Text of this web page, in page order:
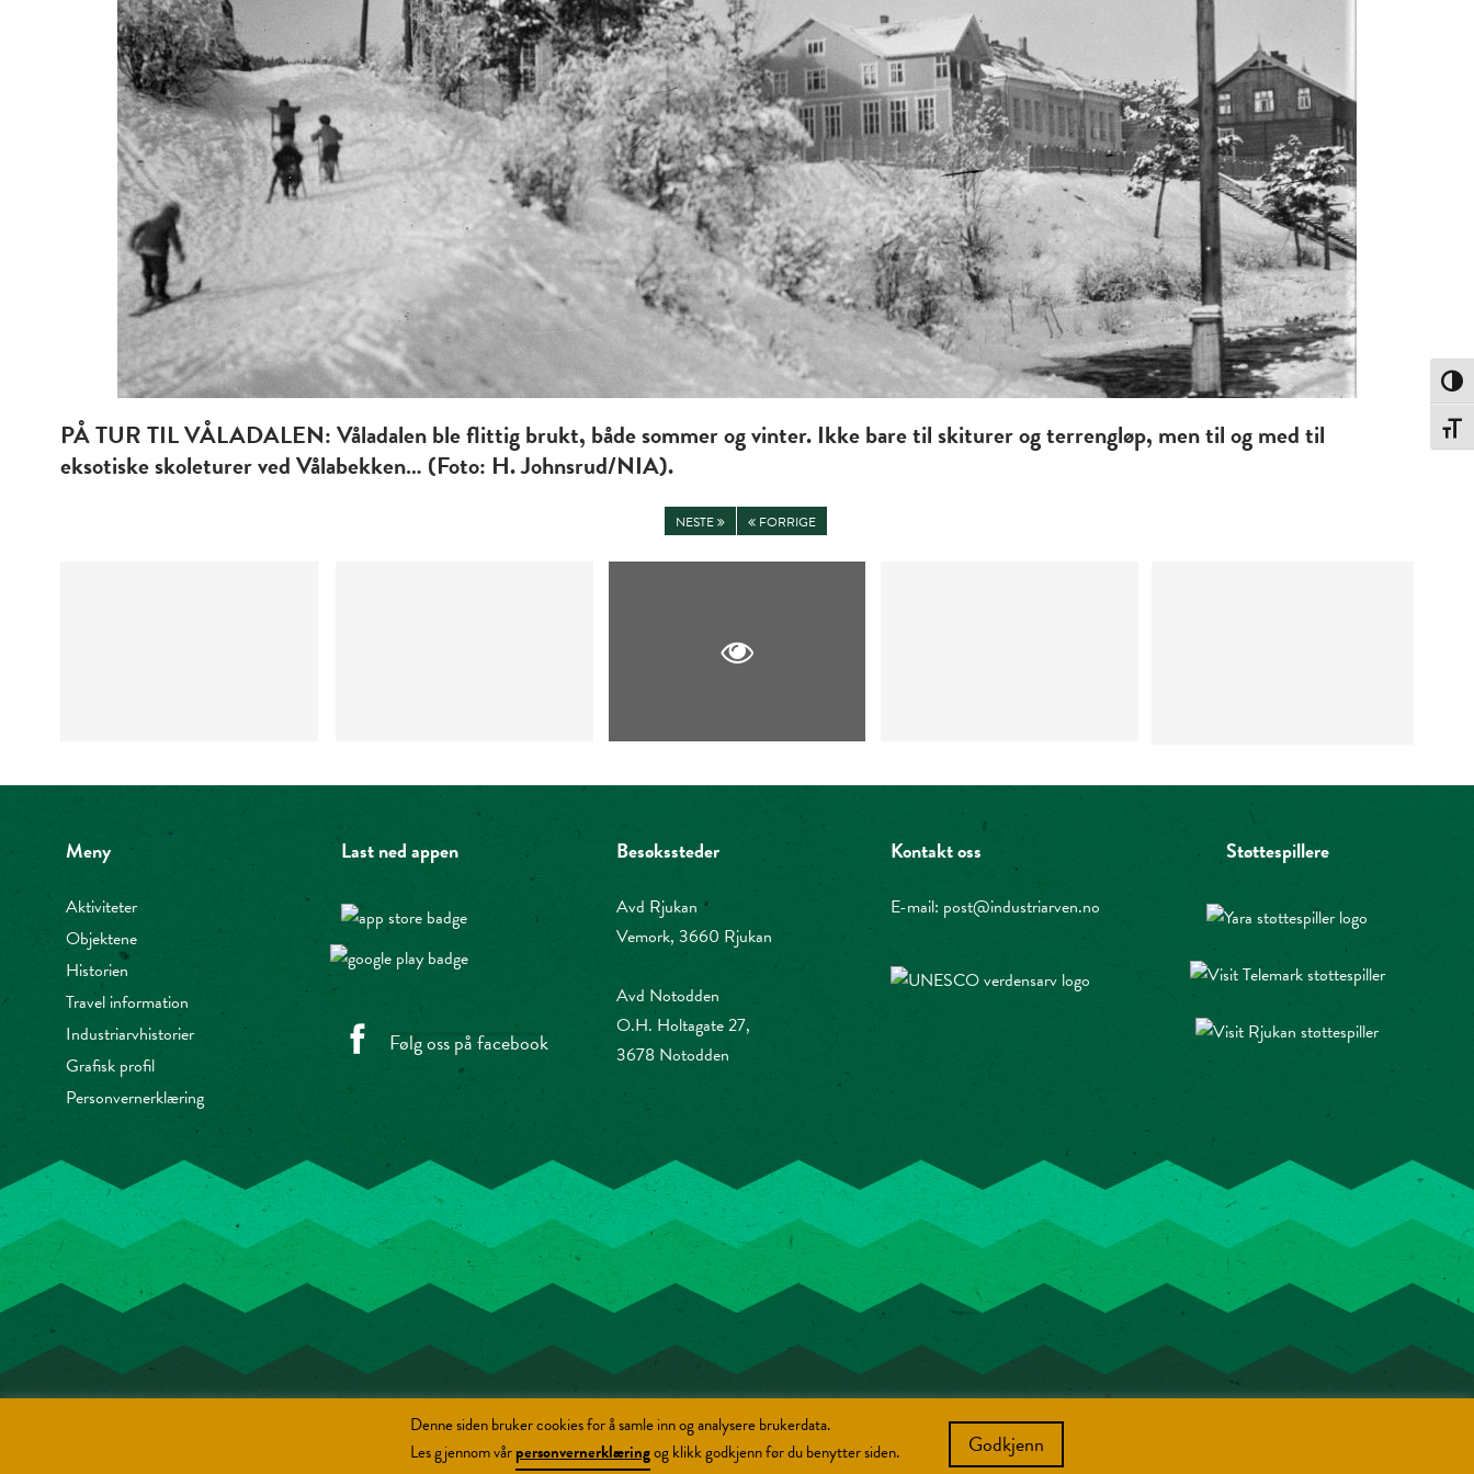
PÅ TUR TIL VÅLADALEN: Våladalen ble flittig brukt, både sommer og vinter. Ikke bare til skiturer og terrengløp, men til og med til
eksotiske skoleturer ved Vålabekken… (Foto: H. Johnsrud/NIA).
NESTE FORRIGE
Meny
Aktiviteter
Objektene
Historien
Travel information
Industriarvhistorier
Grafisk profil
Personvernerklæring
Last ned appen
Følg oss på facebook
Besøkssteder
Avd Rjukan
Vemork, 3660 Rjukan
Avd Notodden
O.H. Holtagate 27,
3678 Notodden
Kontakt oss
E-mail: post@industriarven.no
Støttespillere
Copyright NIA © 2026
Designed and developed byBrandingbox.no
Denne siden bruker cookies for å samle inn og analysere brukerdata.
Les gjennom vårpersonvernerklæringog klikk godkjenn før du benytter siden. Godkjenn